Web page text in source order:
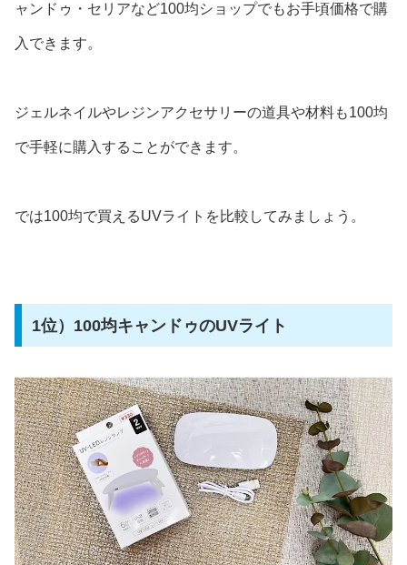
ャンドゥ・セリアなど100均ショップでもお手頃価格で購
入できます。
ジェルネイルやレジンアクセサリーの道具や材料も100均
で手軽に購入することができます。
では100均で買えるUVライトを比較してみましょう。
1位）100均キャンドゥのUVライト